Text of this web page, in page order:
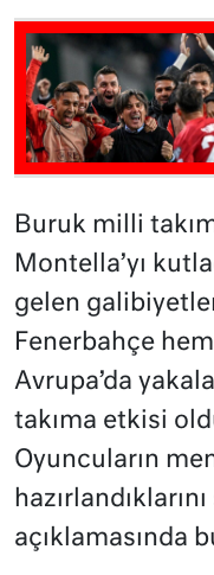
Buruk milli
Montella’yı
gelen
Fenerbahçe
Avrupa’da
takıma etkisi
Oyuncuların
açıklamasında